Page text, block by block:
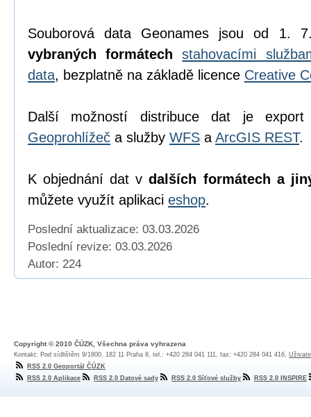
Souborová data Geonames jsou od 1.
vybraných formátech
stahovacími
data, bezplatně na základě licence Creative
Další možností distribuce dat je
Geoprohlížeč a služby WFS a ArcGIS REST.
K objednání dat vdalších formátech a
můžete využít aplikaci eshop.
Poslední aktualizace: 03.03.2026
Poslední revize: 03.03.2026
Autor: 224
Copyright © 2010 ČÚZK, Všechna práva vyhrazena
Kontakt: Pod sídlištěm 9/1800, 182 11 Praha 8, tel.: +420 284 041 111, fax: +420 284 041 416,
RSS 2.0 Geoportál ČÚZK
RSS 2.0 Aplikace
RSS 2.0 Datové sady RSS 2.0 Síťové služby RSS 2.0 INSPIRE